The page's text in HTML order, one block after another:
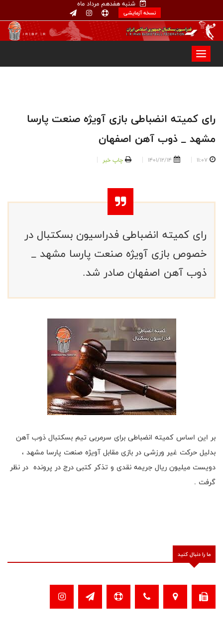
شنبه هفدهم مرداد ماه
نسخه آزمایشی
رای کمیته انضباطی بازی آویژه صنعت پارسا
مشهد _ ذوب آهن اصفهان
11:07
1401/12/14 چاپ خبر
رای کمیته انضباطی فدراسیون بسکتبال در
خصوص بازی آویژه صنعت پارسا مشهد _
ذوب آهن اصفهان صادر شد.
بر این اساس کمیته انضباطی برای سرمربی تیم بسکتبال ذوب آهن
بدلیل حرکت غیر ورزشی در بازی مقابل آویژه صنعت پارسا مشهد ،
دویست میلیون ریال جریمه نقدی و تذکر کتبی درج در پرونده در نظر
گرفت .
ما را دنبال کنید